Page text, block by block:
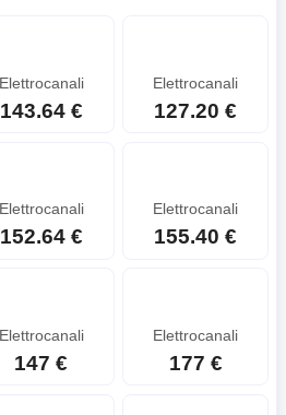
Elettrocanali
143.64 €
Elettrocanali
127.20 €
Elettrocanali
152.64 €
Elettrocanali
155.40 €
Elettrocanali
147 €
Elettrocanali
177 €